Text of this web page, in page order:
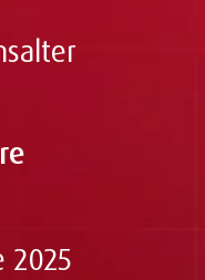
2025